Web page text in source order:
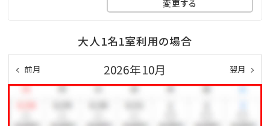
一緒に体を動かしてリフレッシュ！
◆バギー
4歳からご利用可能です。家族・友人と森の中を駆け抜
変更する
大人1名1室利用の場合
前月 2026年10月 翌月